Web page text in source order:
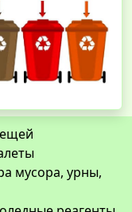
мусора, урны,